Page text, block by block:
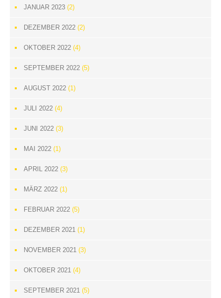
JANUAR 2023 (2)
DEZEMBER 2022 (2)
OKTOBER 2022 (4)
SEPTEMBER 2022 (5)
AUGUST 2022 (1)
JULI 2022 (4)
JUNI 2022 (3)
MAI 2022 (1)
APRIL 2022 (3)
MÄRZ 2022 (1)
FEBRUAR 2022 (5)
DEZEMBER 2021 (1)
NOVEMBER 2021 (3)
OKTOBER 2021 (4)
SEPTEMBER 2021 (5)